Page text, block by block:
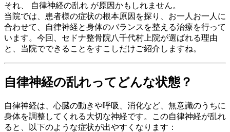
それ、 自律神経の乱れ が原因かもしれません。
当院では、患者様の症状の根本原因を探り、お一人お一人に
合わせて、自律神経と身体のバランスを整える治療を行って
います。今回、セドナ整骨院八千代村上院が選ばれる理由
と、当院でできることをすこしだけご紹介しますね。
自律神経の乱れってどんな状態？
自律神経は、心臓の動きや呼吸、消化など、無意識のうちに
身体を調整してくれる大切な神経です。この自律神経が乱れ
ると、以下のような症状が出やすくなります：